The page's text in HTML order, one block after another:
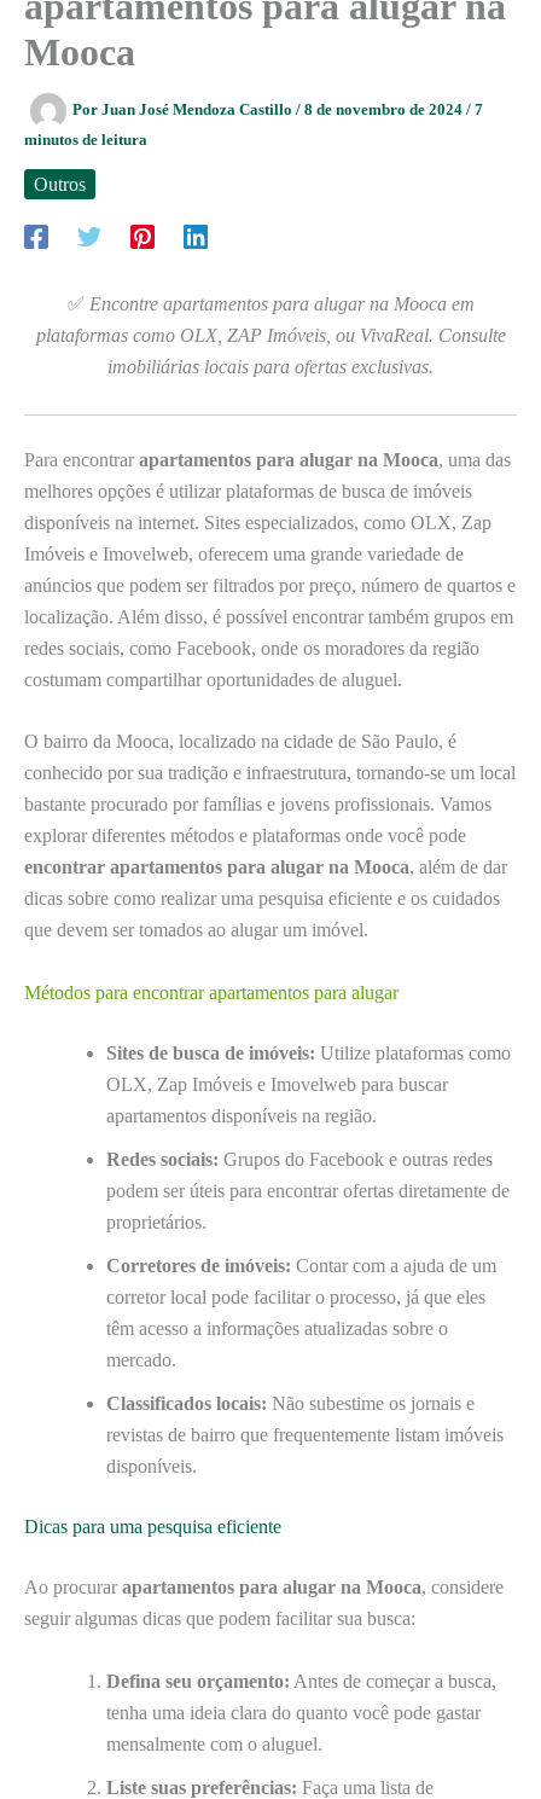
Mooca
Por Juan José Mendoza Castillo / 8 de novembro de 2024 / 7
minutos de leitura
Outros
✅ Encontre apartamentos para alugar na Mooca em
plataformas como OLX, ZAP Imóveis, ou VivaReal. Consulte
imobiliárias locais para ofertas exclusivas.
Para encontrar apartamentos para alugar na Mooca, uma das
melhores opções é utilizar plataformas de busca de imóveis
disponíveis na internet. Sites especializados, como OLX, Zap
Imóveis e Imovelweb, oferecem uma grande variedade de
anúncios que podem ser filtrados por preço, número de quartos e
localização. Além disso, é possível encontrar também grupos em
redes sociais, como Facebook, onde os moradores da região
costumam compartilhar oportunidades de aluguel.
O bairro da Mooca, localizado na cidade de São Paulo, é
conhecido por sua tradição e infraestrutura, tornando-se um local
bastante procurado por famílias e jovens profissionais. Vamos
explorar diferentes métodos e plataformas onde você pode
encontrar apartamentos para alugar na Mooca, além de dar
dicas sobre como realizar uma pesquisa eficiente e os cuidados
que devem ser tomados ao alugar um imóvel.
Métodos para encontrar apartamentos para alugar
Sites de busca de imóveis: Utilize plataformas como
OLX, Zap Imóveis e Imovelweb para buscar
apartamentos disponíveis na região.
Redes sociais: Grupos do Facebook e outras redes
podem ser úteis para encontrar ofertas diretamente de
proprietários.
Corretores de imóveis: Contar com a ajuda de um
corretor local pode facilitar o processo, já que eles
têm acesso a informações atualizadas sobre o
mercado.
Classificados locais: Não subestime os jornais e
revistas de bairro que frequentemente listam imóveis
disponíveis.
Dicas para uma pesquisa eficiente
Ao procurar apartamentos para alugar na Mooca, considere
seguir algumas dicas que podem facilitar sua busca:
Defina seu orçamento: Antes de começar a busca,
tenha uma ideia clara do quanto você pode gastar
mensalmente com o aluguel.
Liste suas preferências: Faça uma lista de